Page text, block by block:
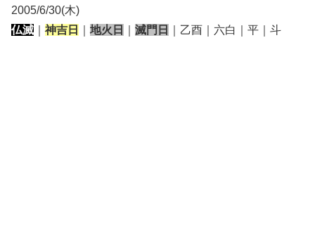
2005/6/30(木)
仏滅
神吉日 地火日 滅門日 ｜乙酉｜六白｜平｜斗